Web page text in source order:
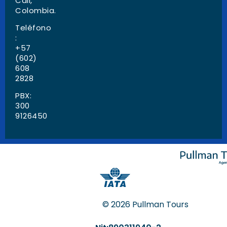
Colombia.
Teléfono
:
+57
(602)
608
2828
PBX:
300
9126450
© 2026 Pullman Tours